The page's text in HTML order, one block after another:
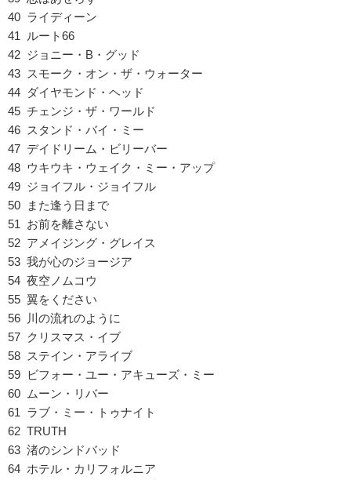
40 ライディーン
41 ルート66
42 ジョニー・B・グッド
43 スモーク・オン・ザ・ウォーター
44 ダイヤモンド・ヘッド
45 チェンジ・ザ・ワールド
46 スタンド・バイ・ミー
47 デイドリーム・ビリーバー
48 ウキウキ・ウェイク・ミー・アップ
49 ジョイフル・ジョイフル
50 また逢う日まで
51 お前を離さない
52 アメイジング・グレイス
53 我が心のジョージア
54 夜空ノムコウ
55 翼をください
56 川の流れのように
57 クリスマス・イブ
58 ステイン・アライブ
59 ビフォー・ユー・アキューズ・ミー
60 ムーン・リバー
61 ラブ・ミー・トゥナイト
62 TRUTH
63 渚のシンドバッド
64 ホテル・カリフォルニア